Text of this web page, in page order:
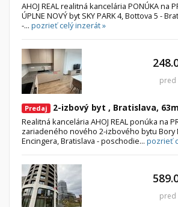
AHOJ REAL realitná kancelária PONÚKA na
ÚPLNE NOVÝ byt SKY PARK 4, Bottova 5 -
-... pozrieť celý inzerát »
Predaj 2-izbový byt , Bratislava, 63m
Realitná kancelária AHOJ REAL ponúka na
zariadeného nového 2-izbového bytu Bory
Encingera, Bratislava - poschodie... pozrieť
pred
pred